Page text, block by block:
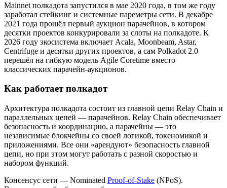
Mainnet полкадота запустился в мае 2020 года, в том же году
заработал стейкинг и системные пареметры сети. В декабре
2021 года прошёл первый аукцион парачейнов, в котором
десятки проектов конкурировали за слоты на полкадоте. К
2026 году экосистема включает Acala, Moonbeam, Astar,
Centrifuge и десятки других проектов, а сам Polkadot 2.0
перешёл на гибкую модель Agile Coretime вместо
классических парачейн-аукционов.
Как работает полкадот
Архитектура полкадота состоит из главной цепи Relay Chain и
параллельных цепей — парачейнов. Relay Chain обеспечивает
безопасность и координацию, а парачейны — это
независимые блокчейны со своей логикой, токеномикой и
приложениями. Все они «арендуют» безопасность главной
цепи, но при этом могут работать с разной скоростью и
набором функций.
Консенсус сети — Nominated Proof-of-Stake (NPoS).